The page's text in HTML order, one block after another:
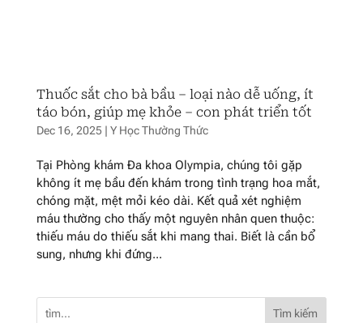
Thuốc sắt cho bà bầu – loại nào dễ uống, ít
táo bón, giúp mẹ khỏe – con phát triển tốt
Dec 16, 2025| Y Học Thường Thức
Tại Phòng khám Đa khoa Olympia, chúng tôi gặp
không ít mẹ bầu đến khám trong tình trạng hoa mắt,
chóng mặt, mệt mỏi kéo dài. Kết quả xét nghiệm
máu thường cho thấy một nguyên nhân quen thuộc:
thiếu máu do thiếu sắt khi mang thai. Biết là cần bổ
sung, nhưng khi đứng...
Tìm kiếm